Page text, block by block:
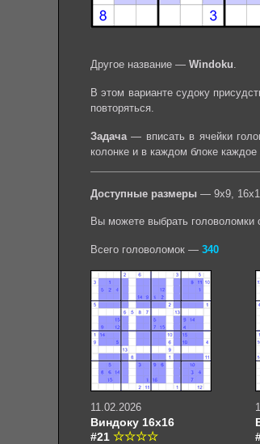
Другое название — Windoku.
В этом варианте судоку
повторяться.
Задача — вписать в ячейки
колонке и в каждом блоке
Доступные размеры — 9х9,
Вы можете выбрать
Всего головоломок — 340
11.02.2026
Виндоку 16х16
#21